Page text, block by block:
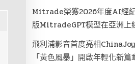
Mitrade榮獲2026年度AI經
版MitradeGPT模型在亞洲上
飛利浦影音首度亮相
「黃色風暴」開啟年輕化新篇